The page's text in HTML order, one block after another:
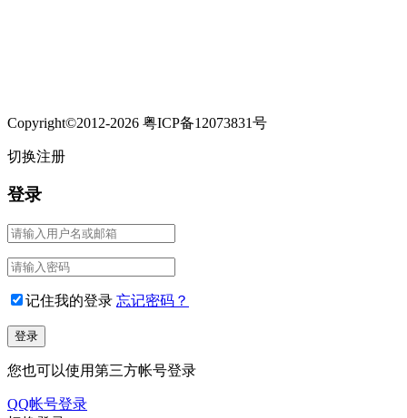
Copyright©2012-2026 粤ICP备12073831号
切换注册
登录
记住我的登录 忘记密码？
您也可以使用第三方帐号登录
QQ帐号登录